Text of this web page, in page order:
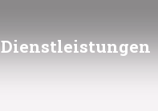
Dienstleistungen